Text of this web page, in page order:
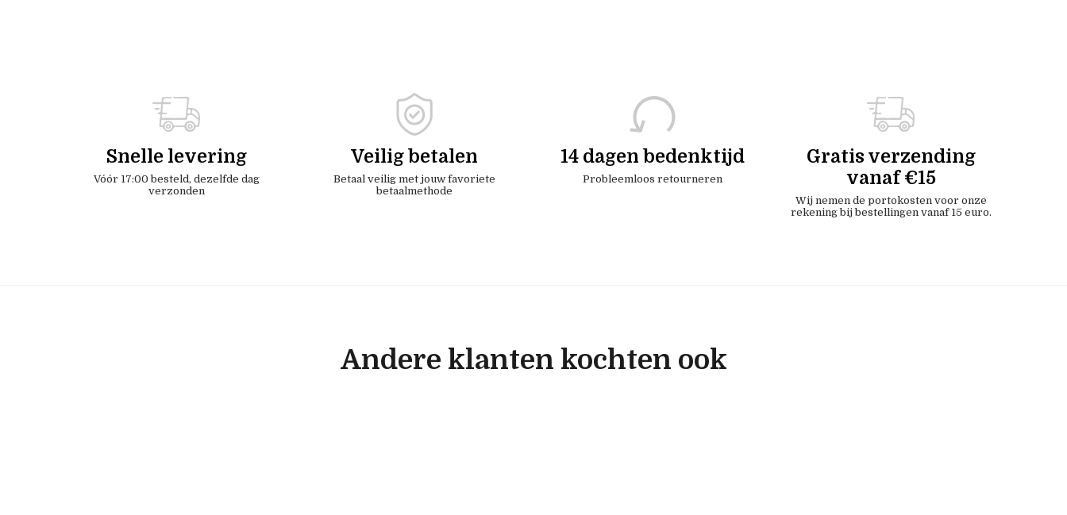
Snelle levering
Vóór 17:00 besteld, dezelfde dag
verzonden
Veilig betalen
Betaal veilig met jouw favoriete
betaalmethode
14 dagen bedenktijd
Probleemloos retourneren
Gratis verzending
vanaf €15
Wij nemen de portokosten voor onze
rekening bij bestellingen vanaf 15 euro.
Andere klanten kochten ook